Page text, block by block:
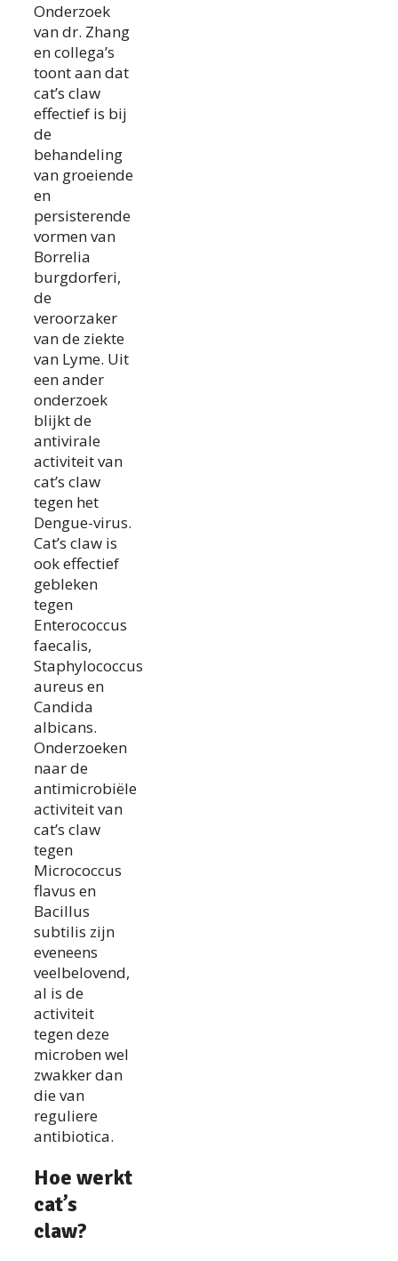
Onderzoek
van dr. Zhang
en collega’s
toont aan dat
cat’s claw
effectief is bij
de
behandeling
van groeiende
en
persisterende
vormen van
Borrelia
burgdorferi,
de
veroorzaker
van de ziekte
van Lyme. Uit
een ander
onderzoek
blijkt de
antivirale
activiteit van
cat’s claw
tegen het
Dengue-virus.
Cat’s claw is
ook effectief
gebleken
tegen
Enterococcus
faecalis,
Staphylococcus
aureus en
Candida
albicans.
Onderzoeken
naar de
antimicrobiële
activiteit van
cat’s claw
tegen
Micrococcus
flavus en
Bacillus
subtilis zijn
eveneens
veelbelovend,
al is de
activiteit
tegen deze
microben wel
zwakker dan
die van
reguliere
antibiotica.
Hoe werkt
cat’s
claw?